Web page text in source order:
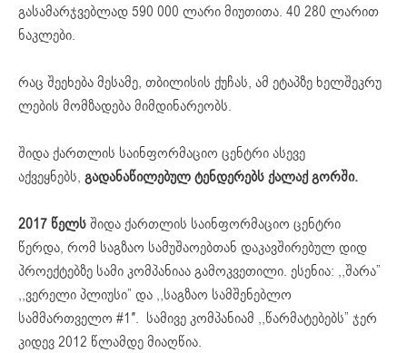
გასამარჯვებლად 590 000 ლარი მიუთითა. 40 280 ლარით
ნაკლები.
რაც შეეხება მესამე, თბილისის ქუჩას, ამ ეტაპზე ხელშეკრუ
ლების მომზადება მიმდინარეობს.
შიდა ქართლის საინფორმაციო ცენტრი ასევე
აქვეყნებს, გადანაწილებულ ტენდერებს ქალაქ გორში.
2017 წელსშიდა ქართლის საინფორმაციო ცენტრი
წერდა, რომ საგზაო სამუშაოებთან დაკავშირებულ დიდ
პროექტებზე სამი კომპანიაა გამოკვეთილი. ესენია: ,,შარა”
,,ვერელი პლიუსი” და ,,საგზაო სამშენებლო
სამმართველო #1″. სამივე კომპანიამ ,,წარმატებებს” ჯერ
კიდევ 2012 წლამდე მიაღწია.